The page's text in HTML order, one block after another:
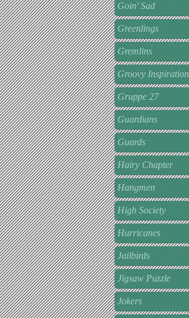
Goin' Sad
Greenlings
Gremlins
Groovy Inspiration
Gruppe 27
Guardians
Guards
Hairy Chapter
Hangmen
High Society
Hurricanes
Jailbirds
Jigsaw Puzzle
Jokers